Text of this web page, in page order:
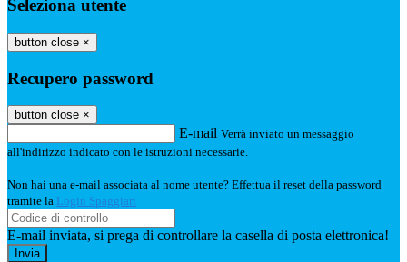
Seleziona utente
button close ×
Recupero password
button close ×
E-mail Verrà inviato un messaggio
all'indirizzo indicato con le istruzioni necessarie.
Non hai una e-mail associata al nome utente? Effettua il reset della password
tramite la Login Spaggiari
E-mail inviata, si prega di controllare la casella di posta elettronica!